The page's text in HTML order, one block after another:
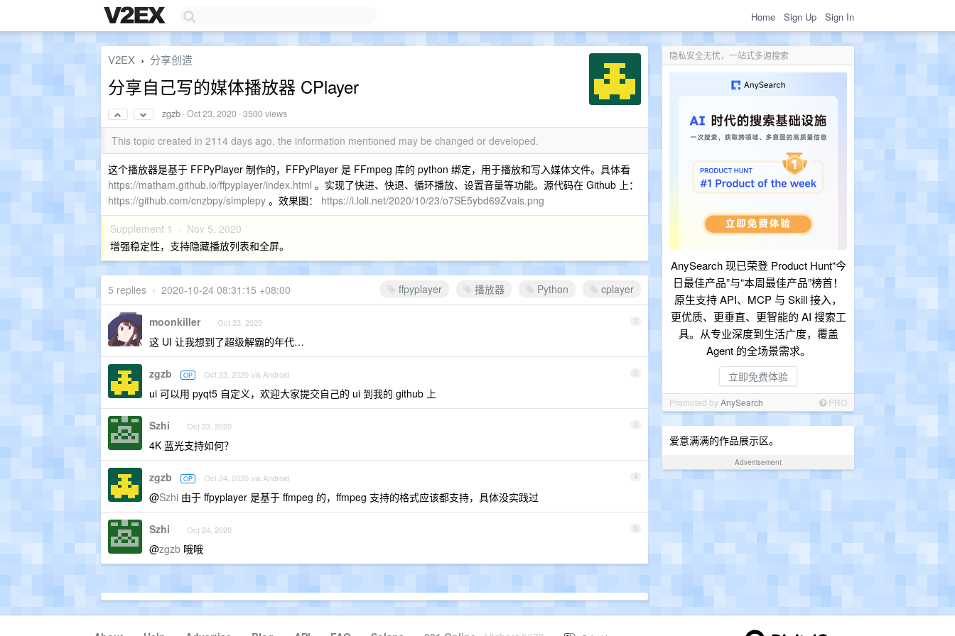
Home Sign Up Sign In
隐私安全无忧，一站式多源搜索
AnySearch 现已荣登 Product Hunt“今
日最佳产品”与“本周最佳产品”榜首！
原生支持 API、MCP 与 Skill 接入，
更优质、更垂直、更智能的 AI 搜索工
具。从专业深度到生活广度，覆盖
Agent 的全场景需求。
立即免费体验
Promoted byAnySearch PRO
爱意满满的作品展示区。
Advertisement
V2EX › 分享创造
分享自己写的媒体播放器 CPlayer
zgzb ·Oct 23, 2020 · 3500 views
This topic created in 2114 days ago, the information mentioned may be changed or developed.
这个播放器是基于 FFPyPlayer 制作的，FFPyPlayer 是 FFmpeg 库的 python 绑定，用于播放和写入媒体文件。具体看
https://matham.github.io/ffpyplayer/index.html 。实现了快进、快退、循环播放、设置音量等功能。源代码在 Github 上：
https://github.com/cnzbpy/simplepy 。效果图： https://i.loli.net/2020/10/23/o7SE5ybd69Zvais.png
Supplement 1 · Nov 5, 2020
增强稳定性，支持隐藏播放列表和全屏。
ffpyplayer 播放器 Python cplayer
5 replies • 2020-10-24 08:31:15 +08:00
1
moonkiller Oct 23, 2020
这 UI 让我想到了超级解霸的年代…
2
zgzb OP Oct 23, 2020 via Android
ui 可以用 pyqt5 自定义，欢迎大家提交自己的 ui 到我的 github 上
3
Szhi Oct 23, 2020
4K 蓝光支持如何？
4
zgzb OP Oct 24, 2020 via Android
@Szhi 由于 ffpyplayer 是基于 ffmpeg 的，ffmpeg 支持的格式应该都支持，具体没实践过
5
Szhi Oct 24, 2020
@zgzb 哦哦